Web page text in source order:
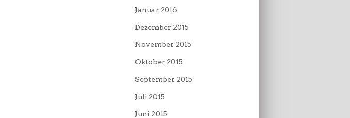
Januar 2016
Dezember 2015
November 2015
Oktober 2015
September 2015
Juli 2015
Juni 2015